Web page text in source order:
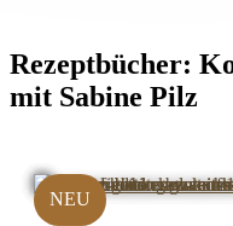
Rezeptbücher:
mit Sabine Pilz
NEU